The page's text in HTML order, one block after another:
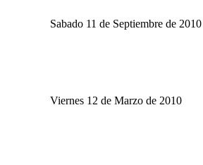
Sabado 11 de Septiembre de 2010
Viernes 12 de Marzo de 2010